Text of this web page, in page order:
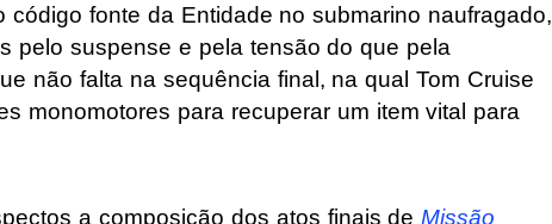
fonte da Entidade no submarino naufragado,
pelo suspense e pela tensão do que pela
não falta na sequência final, na qual Tom Cruise
monomotores para recuperar um item vital para
a composição dos atos finais deMissão